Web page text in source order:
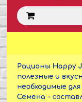
Рационы Happy
полезные и
необходимые
Семена -